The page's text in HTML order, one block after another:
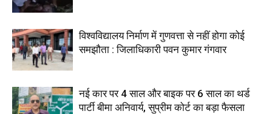
विश्वविद्यालय निर्माण में गुणवत्ता से नहीं होगा कोई
समझौता : जिलाधिकारी पवन कुमार गंगवार
नई कार पर 4 साल और बाइक पर 6 साल का थर्ड
पार्टी बीमा अनिवार्य, सुप्रीम कोर्ट का बड़ा फैसला